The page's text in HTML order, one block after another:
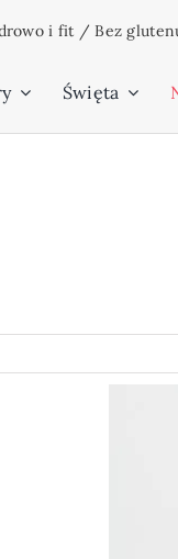
i fit /Bez
Święta